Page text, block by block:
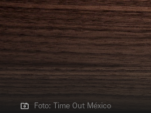
Foto: Time Out México